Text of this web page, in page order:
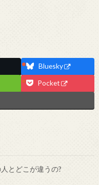
Bluesky
Pocket
とどこが違うの?